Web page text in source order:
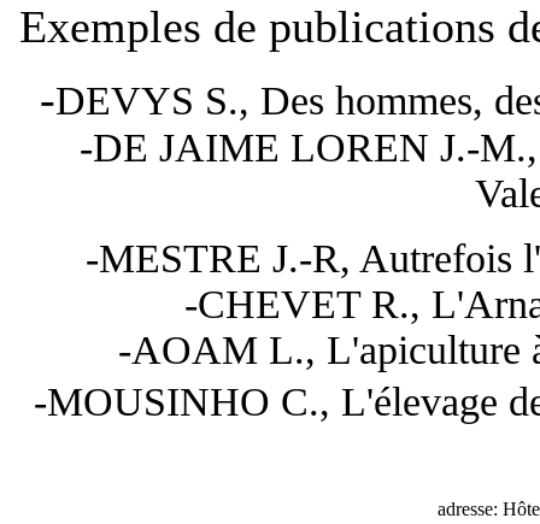
Exemples de publications
-DEVYS S., Des hommes,
-DE JAIME LOREN J.-M.,
-MESTRE J.-R, Autrefois
-CHEVET R.,
-AOAM L., L'apiculture
-MOUSINHO C., L'élevage
adresse: